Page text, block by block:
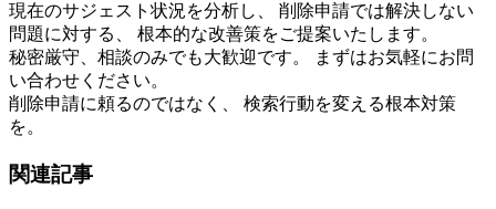
現在のサジェスト状況を分析し、 削除申請では解決しない
問題に対する、 根本的な改善策をご提案いたします。
秘密厳守、相談のみでも大歓迎です。 まずはお気軽にお問
い合わせください。
削除申請に頼るのではなく、 検索行動を変える根本対策
を。
関連記事